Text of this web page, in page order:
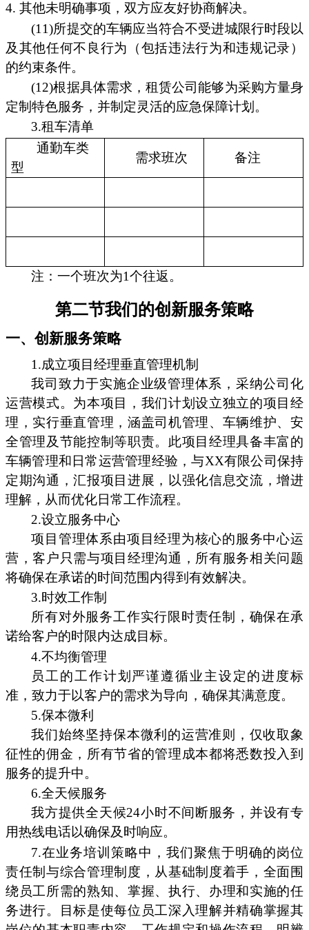
4. 其他未明确事项，双方应友好协商解决。
(11)所提交的车辆应当符合不受进城限行时段以
及其他任何不良行为（包括违法行为和违规记录）
的约束条件。
(12)根据具体需求，租赁公司能够为采购方量身
定制特色服务，并制定灵活的应急保障计划。
3.租车清单
通勤车类
型
需求班次 备注
注：一个班次为1个往返。
第二节我们的创新服务策略
一、创新服务策略
1.成立项目经理垂直管理机制
我司致力于实施企业级管理体系，采纳公司化
运营模式。为本项目，我们计划设立独立的项目经
理，实行垂直管理，涵盖司机管理、车辆维护、安
全管理及节能控制等职责。此项目经理具备丰富的
车辆管理和日常运营管理经验，与XX有限公司保持
定期沟通，汇报项目进展，以强化信息交流，增进
理解，从而优化日常工作流程。
2.设立服务中心
项目管理体系由项目经理为核心的服务中心运
营，客户只需与项目经理沟通，所有服务相关问题
将确保在承诺的时间范围内得到有效解决。
3.时效工作制
所有对外服务工作实行限时责任制，确保在承
诺给客户的时限内达成目标。
4.不均衡管理
员工的工作计划严谨遵循业主设定的进度标
准，致力于以客户的需求为导向，确保其满意度。
5.保本微利
我们始终坚持保本微利的运营准则，仅收取象
征性的佣金，所有节省的管理成本都将悉数投入到
服务的提升中。
6.全天候服务
我方提供全天候24小时不间断服务，并设有专
用热线电话以确保及时响应。
7.在业务培训策略中，我们聚焦于明确的岗位
责任制与综合管理制度，从基础制度着手，全面围
绕员工所需的熟知、掌握、执行、办理和实施的任
务进行。目标是使每位员工深入理解并精确掌握其